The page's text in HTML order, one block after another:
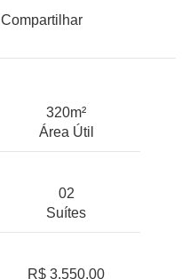
Compartilhar
320m²
Área Útil
02
Suítes
R$ 3.550,00